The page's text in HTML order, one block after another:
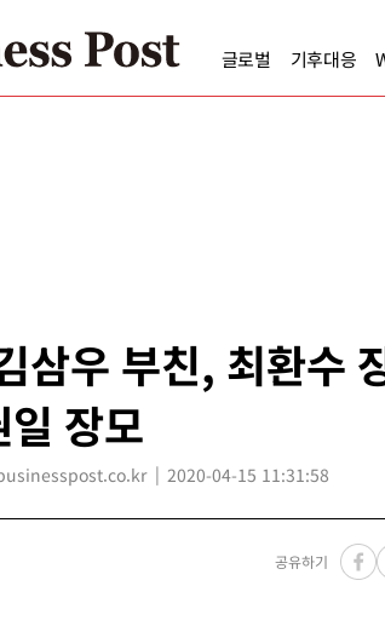
글로벌 기후대응
삼우 부친, 최환수
장모
2020-04-15 11:31:58
공유하기